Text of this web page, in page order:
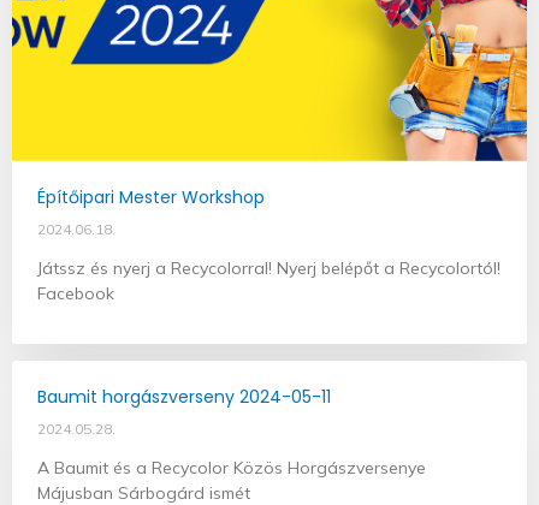
Építőipari Mester Workshop
2024.06.18.
Játssz és nyerj a Recycolorral! Nyerj belépőt a Recycolortól!
Facebook
Baumit horgászverseny 2024-05-11
2024.05.28.
A Baumit és a Recycolor Közös Horgászversenye
Májusban Sárbogárd ismét